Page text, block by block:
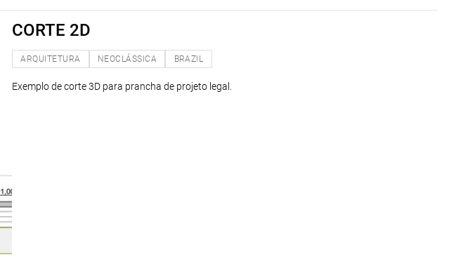
CORTE 2D
ARQUITETURA NEOCLÁSSICA BRAZIL
Exemplo de corte 3D para prancha de projeto legal.